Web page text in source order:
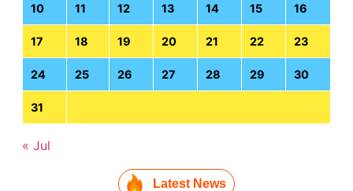
10 11 12 13 14 15 16
17 18 19 20 21 22 23
24 25 26 27 28 29 30
31
« Jul
Latest News